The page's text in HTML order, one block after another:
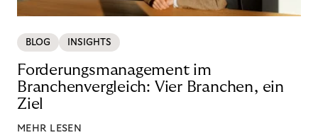
BLOG INSIGHTS
Forderungsmanagement im
Branchenvergleich: Vier Branchen, ein
Ziel
MEHR LESEN